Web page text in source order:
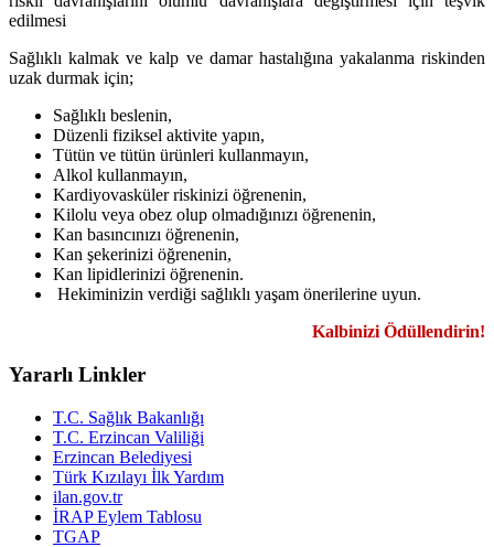
edilmesi
Sağlıklı kalmak ve kalp ve damar hastalığına yakalanma riskinden
uzak durmak için;
Sağlıklı beslenin,
Düzenli fiziksel aktivite yapın,
Tütün ve tütün ürünleri kullanmayın,
Alkol kullanmayın,
Kardiyovasküler riskinizi öğrenenin,
Kilolu veya obez olup olmadığınızı öğrenenin,
Kan basıncınızı öğrenenin,
Kan şekerinizi öğrenenin,
Kan lipidlerinizi öğrenenin.
Hekiminizin verdiği sağlıklı yaşam önerilerine uyun.
Kalbinizi Ödüllendirin!
Yararlı Linkler
T.C. Sağlık Bakanlığı
T.C. Erzincan Valiliği
Erzincan Belediyesi
Türk Kızılayı İlk Yardım
ilan.gov.tr
İRAP Eylem Tablosu
TGAP